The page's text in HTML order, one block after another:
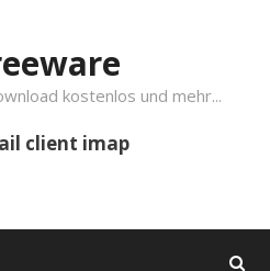
kostenlos und mehr...
client imap
Suchen